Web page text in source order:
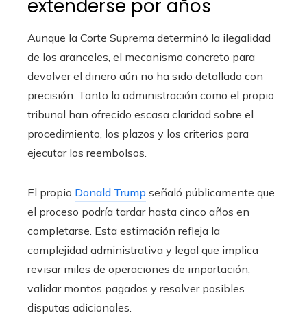
extenderse por años
Aunque la Corte Suprema determinó la ilegalidad
de los aranceles, el mecanismo concreto para
devolver el dinero aún no ha sido detallado con
precisión. Tanto la administración como el propio
tribunal han ofrecido escasa claridad sobre el
procedimiento, los plazos y los criterios para
ejecutar los reembolsos.
El propio Donald Trump señaló públicamente que
el proceso podría tardar hasta cinco años en
completarse. Esta estimación refleja la
complejidad administrativa y legal que implica
revisar miles de operaciones de importación,
validar montos pagados y resolver posibles
disputas adicionales.